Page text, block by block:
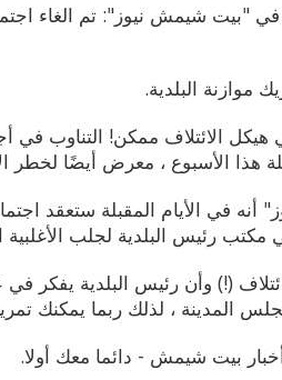
في "بيت شيمش نيوز": تم الغاء
موازنة البلدية.
هيكل الائتلاف ممكن! التناوب
هذا الأسبوع ، معرض أيضًا لخطر
في الأيام المقبلة ستعقد
رئيس البلدية لجلب الأغلبية
(!) وأن رئيس البلدية يفكر في
المدينة ، لذلك ربما يمكنك
بيت شيمش - دائما معك أولا.